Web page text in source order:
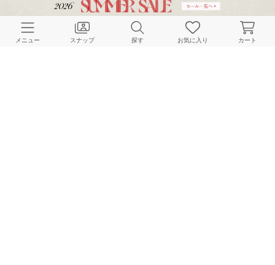
CUSTOMER SERVICE
メニュー スナップ 探す お気に入り カート